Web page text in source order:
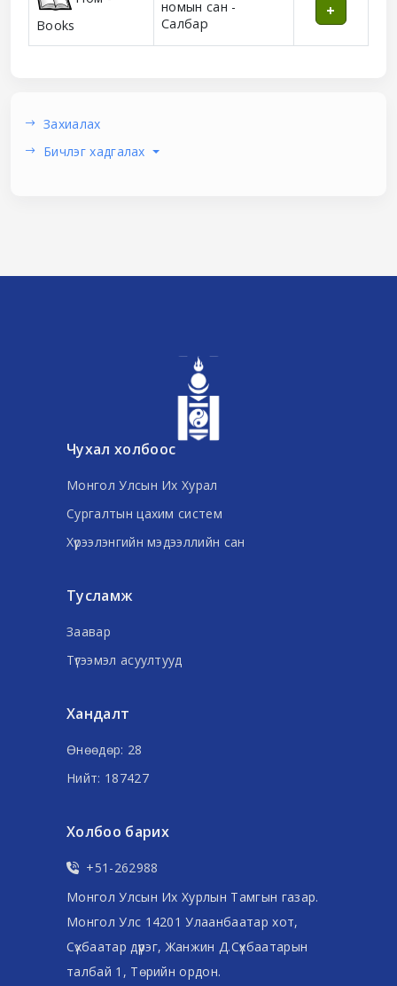
Books
номын сан -
Салбар
Захиалах
Бичлэг хадгалах
Чухал холбоос
Монгол Улсын Их Хурал
Сургалтын цахим систем
Хүрээлэнгийн мэдээллийн сан
Тусламж
Заавар
Түгээмэл асуултууд
Хандалт
Өнөөдөр: 28
Нийт: 187427
Холбоо барих
+51-262988
Монгол Улсын Их Хурлын Тамгын газар.
Монгол Улс 14201 Улаанбаатар хот,
Сүхбаатар дүүрэг, Жанжин Д.Сүхбаатарын
талбай 1, Төрийн ордон.